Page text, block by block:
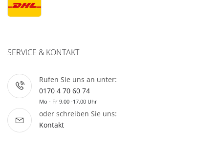
SERVICE & KONTAKT
Rufen Sie uns an unter:
0170 4 70 60 74
Mo - Fr 9.00 -17.00 Uhr
oder schreiben Sie uns:
Kontakt